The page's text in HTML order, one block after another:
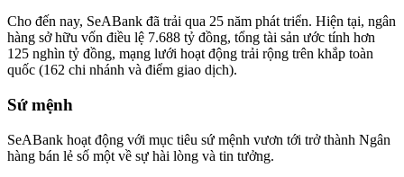
Cho đến nay, SeABank đã trải qua 25 năm phát triển. Hiện tại, ngân
hàng sở hữu vốn điều lệ 7.688 tỷ đồng, tổng tài sản ước tính hơn
125 nghìn tỷ đồng, mạng lưới hoạt động trải rộng trên khắp toàn
quốc (162 chi nhánh và điểm giao dịch).
Sứ mệnh
SeABank hoạt động với mục tiêu sứ mệnh vươn tới trở thành Ngân
hàng bán lẻ số một về sự hài lòng và tin tưởng.